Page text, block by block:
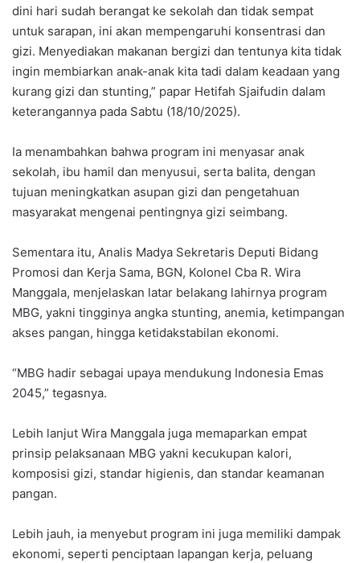
dini hari sudah berangat ke sekolah dan tidak sempat
untuk sarapan, ini akan mempengaruhi konsentrasi dan
gizi. Menyediakan makanan bergizi dan tentunya kita tidak
ingin membiarkan anak-anak kita tadi dalam keadaan yang
kurang gizi dan stunting,” papar Hetifah Sjaifudin dalam
keterangannya pada Sabtu (18/10/2025).
‎Ia menambahkan bahwa program ini menyasar anak
sekolah, ibu hamil dan menyusui, serta balita, dengan
tujuan meningkatkan asupan gizi dan pengetahuan
masyarakat mengenai pentingnya gizi seimbang.
‎Sementara itu, Analis Madya Sekretaris Deputi Bidang
Promosi dan Kerja Sama, BGN, Kolonel Cba R. Wira
Manggala, menjelaskan latar belakang lahirnya program
MBG, yakni tingginya angka stunting, anemia, ketimpangan
akses pangan, hingga ketidakstabilan ekonomi.
‎“MBG hadir sebagai upaya mendukung Indonesia Emas
2045,” tegasnya.
‎Lebih lanjut Wira Manggala juga memaparkan empat
prinsip pelaksanaan MBG yakni kecukupan kalori,
komposisi gizi, standar higienis, dan standar keamanan
pangan.
‎Lebih jauh, ia menyebut program ini juga memiliki dampak
ekonomi, seperti penciptaan lapangan kerja, peluang